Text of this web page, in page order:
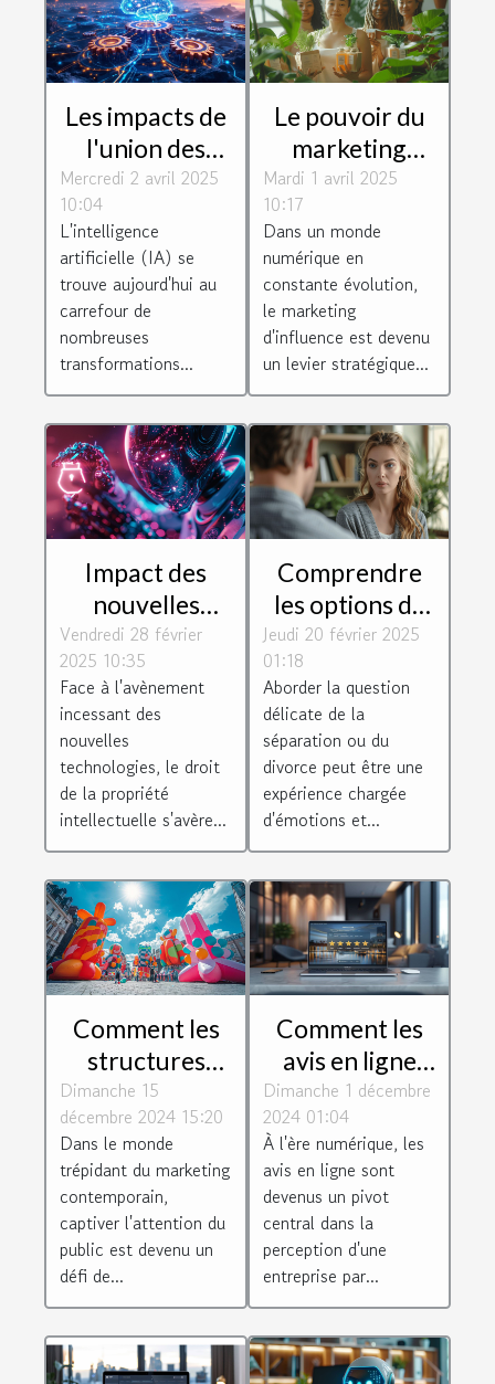
Les impacts de
l'union des
organisations
promotion de
l'intelligence
artificielle
Mercredi 2 avril 2025
10:04
L'intelligence
artificielle (IA) se
trouve aujourd'hui au
carrefour de
nombreuses
transformations...
Le pouvoir du
marketing
d'influence
pour les petites
entreprises
Mardi 1 avril 2025
10:17
Dans un monde
numérique en
constante évolution,
le marketing
d'influence est devenu
un levier stratégique...
Impact des
nouvelles
technologies
sur le droit de
la propriété
intellectuelle
Vendredi 28 février
2025 10:35
Face à l'avènement
incessant des
nouvelles
technologies, le droit
de la propriété
intellectuelle s'avère...
Comprendre
les options de
divorce et
séparation
avec un avocat
spécialisé
Jeudi 20 février 2025
01:18
Aborder la question
délicate de la
séparation ou du
divorce peut être une
expérience chargée
d'émotions et...
Comment les
structures
gonflables
géantes
transforment
l'impact visuel
en marketing
Dimanche 15
décembre 2024 15:20
Dans le monde
trépidant du marketing
contemporain,
captiver l'attention du
public est devenu un
défi de...
Comment les
avis en ligne
peuvent
transformer
votre
entreprise
Dimanche 1 décembre
2024 01:04
À l'ère numérique, les
avis en ligne sont
devenus un pivot
central dans la
perception d'une
entreprise par...